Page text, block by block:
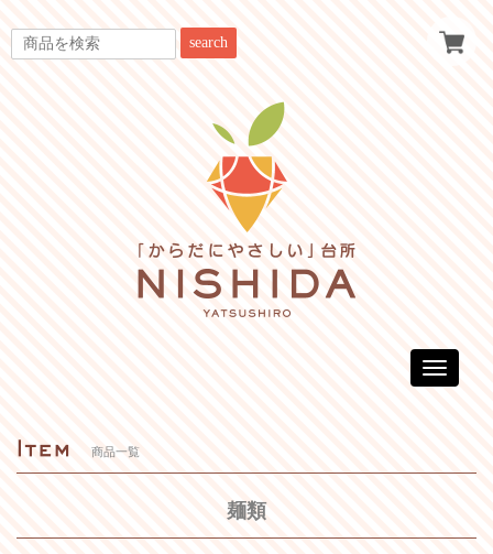
search
Toggle
商品一覧
麺類